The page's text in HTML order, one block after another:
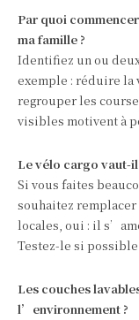
Par quoi
ma famille ?
Identifiez un ou
exemple : réduire la
regrouper les
visibles motivent à
Le vélo cargo vaut-
Si vous faites
souhaitez
locales, oui : il
Testez-le si
Les couches
l’environnement ?